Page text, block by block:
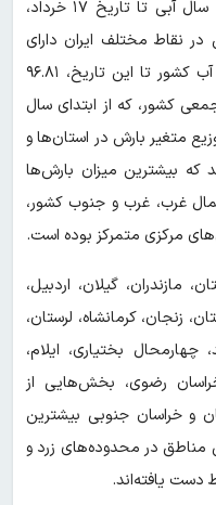
بررسی نقشه‌های بارش کشور از ابتدای سال آبی تا تاریخ ۱۷ خرداد،
در نقاط مختلف ایران دارای
پراکنش متفاوتی بوده و میزان تأمین آب کشور تا این تاریخ، ۹۶.۸۱
کشور، که از ابتدای سال
متغیر بارش در استان‌ها و
بیشترین میزان بارش‌ها
غرب، غرب و جنوب کشور،
مرکزی متمرکز بوده است.
مازندران، گیلان، اردبیل،
زنجان، کرمانشاه، لرستان،
چهارمحال بختیاری، ایلام،
رضوی، بخش‌هایی از
و خراسان جنوبی بیشترین
مناطق در محدوده‌های زرد و
دست یافته‌اند.